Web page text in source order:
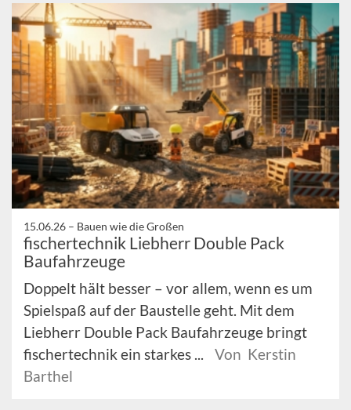
15.06.26 – Bauen wie die Großen
fischertechnik Liebherr Double Pack
Baufahrzeuge
Doppelt hält besser – vor allem, wenn es um
Spielspaß auf der Baustelle geht. Mit dem
Liebherr Double Pack Baufahrzeuge bringt
fischertechnik ein starkes ...
Von Kerstin
Barthel